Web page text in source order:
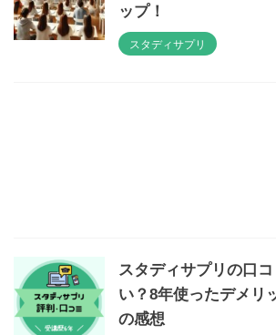
ップ！
スタディサプリ
スタディサプリの口
い？8年使ったデメリ
の感想